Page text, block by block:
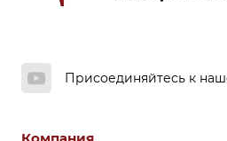
Присоединяйтесь к